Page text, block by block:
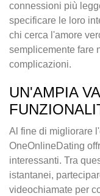
connessioni più
specificare le loro
chi cerca l'amore
semplicemente fare
complicazioni.
UN'AMPIA
Al fine di migliorare
OneOnlineDating
interessanti. Tra
istantanei,
videochiamate per